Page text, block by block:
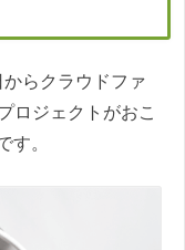
らクラウドファ
ロジェクトがおこ
す。